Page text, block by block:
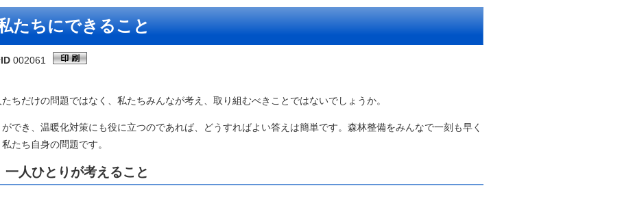
たちにできること
002061
ちだけの問題ではなく、私たちみんなが考え、取り組むべきことではないでしょうか。
でき、温暖化対策にも役に立つのであれば、どうすればよい答えは簡単です。森林整備をみんなで一刻も早く
たち自身の問題です。
人ひとりが考えること